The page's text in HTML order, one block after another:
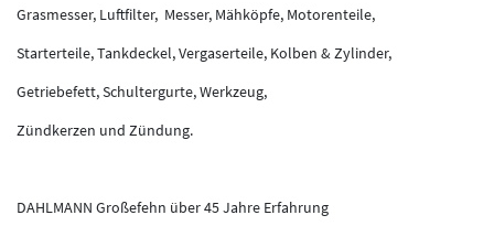
Grasmesser, Luftfilter, Messer, Mähköpfe, Motorenteile,
Starterteile, Tankdeckel, Vergaserteile, Kolben & Zylinder,
Getriebefett, Schultergurte, Werkzeug,
Zündkerzen und Zündung.
DAHLMANN Großefehn über 45 Jahre Erfahrung